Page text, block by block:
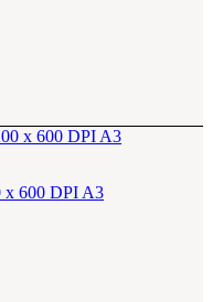
x 600 DPI A3